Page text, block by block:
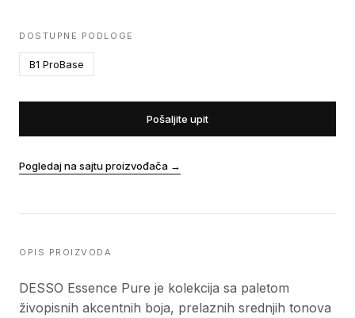
DOSTUPNE PODLOGE
B1 ProBase
Pošaljite upit
Pogledaj na sajtu proizvođača →
OPIS PROIZVODA
DESSO Essence Pure je kolekcija sa paletom
živopisnih akcentnih boja, prelaznih srednjih tonova